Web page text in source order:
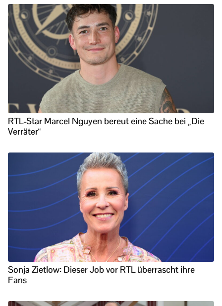
RTL-Star Marcel Nguyen bereut eine Sache bei „Die
Verräter“
Sonja Zietlow: Dieser Job vor RTL überrascht ihre
Fans